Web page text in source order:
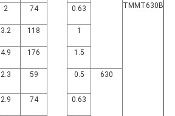
TMMT630B
0.63
74
2
1
118
3.2
1.5
176
4.9
630
0.5
59
2.3
0.63
74
2.9